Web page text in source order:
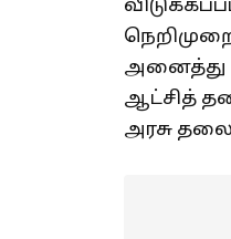
அனைத்து
ஆட்சித்
அரசு